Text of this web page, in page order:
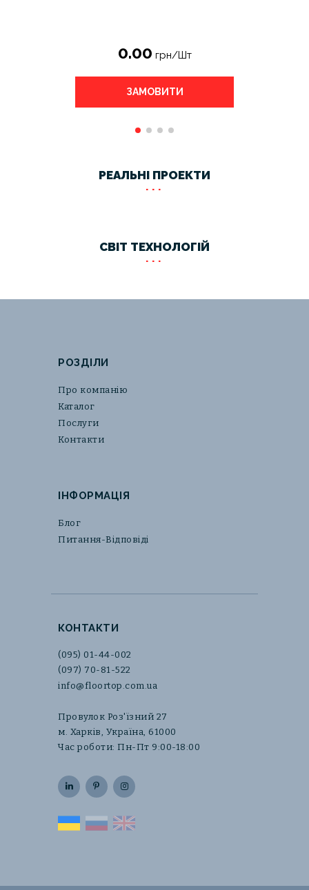
0.00 грн/Шт
ЗАМОВИТИ
РЕАЛЬНІ ПРОЕКТИ
СВІТ ТЕХНОЛОГІЙ
РОЗДІЛИ
Про компанію
Каталог
Послуги
Контакти
ІНФОРМАЦІЯ
Блог
Питання-Відповіді
КОНТАКТИ
(095) 01-44-002
(097) 70-81-522
info@floortop.com.ua
Провулок Роз'їзний 27
м. Харків, Україна, 61000
Час роботи: Пн-Пт 9:00-18:00
UA RU